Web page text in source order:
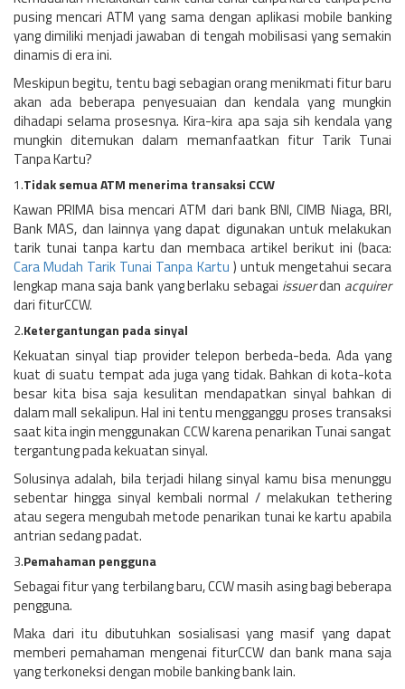
pusing mencari ATM yang sama dengan aplikasi mobile banking
yang dimiliki menjadi jawaban di tengah mobilisasi yang semakin
dinamis di era ini.
Meskipun begitu, tentu bagi sebagian orang menikmati fitur baru
akan ada beberapa penyesuaian dan kendala yang mungkin
dihadapi selama prosesnya. Kira-kira apa saja sih kendala yang
mungkin ditemukan dalam memanfaatkan fitur Tarik Tunai
Tanpa Kartu?
1.Tidak semua ATM menerima transaksi CCW
Kawan PRIMA bisa mencari ATM dari bank BNI, CIMB Niaga, BRI,
Bank MAS, dan lainnya yang dapat digunakan untuk melakukan
tarik tunai tanpa kartu dan membaca artikel berikut ini (baca:
Cara Mudah Tarik Tunai Tanpa Kartu ) untuk mengetahui secara
lengkap mana saja bank yang berlaku sebagai issuerdan acquirer
dari fiturCCW.
2.Ketergantungan pada sinyal
Kekuatan sinyal tiap provider telepon berbeda-beda. Ada yang
kuat di suatu tempat ada juga yang tidak. Bahkan di kota-kota
besar kita bisa saja kesulitan mendapatkan sinyal bahkan di
dalam mall sekalipun. Hal ini tentu mengganggu proses transaksi
saat kita ingin menggunakan CCW karena penarikan Tunai sangat
tergantung pada kekuatan sinyal.
Solusinya adalah, bila terjadi hilang sinyal kamu bisa menunggu
sebentar hingga sinyal kembali normal / melakukan tethering
atau segera mengubah metode penarikan tunai ke kartu apabila
antrian sedang padat.
3.Pemahaman pengguna
Sebagai fitur yang terbilang baru, CCW masih asing bagi beberapa
pengguna.
Maka dari itu dibutuhkan sosialisasi yang masif yang dapat
memberi pemahaman mengenai fiturCCW dan bank mana saja
yang terkoneksi dengan mobile banking bank lain.